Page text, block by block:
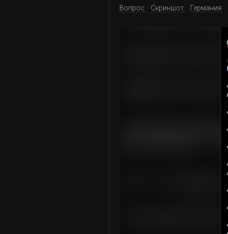
Вопрос Скриншот Германия